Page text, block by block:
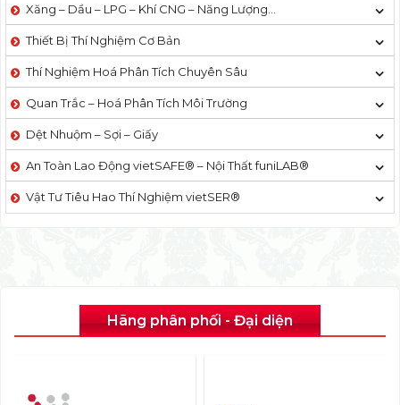
Xăng – Dầu – LPG – Khí CNG – Năng Lượng…
Thiết Bị Thí Nghiệm Cơ Bản
Thí Nghiệm Hoá Phân Tích Chuyên Sâu
Quan Trắc – Hoá Phân Tích Môi Trường
Dệt Nhuộm – Sợi – Giấy
An Toàn Lao Động vietSAFE® – Nội Thất funiLAB®
Vật Tư Tiêu Hao Thí Nghiệm vietSER®
Hãng phân phối - Đại diện